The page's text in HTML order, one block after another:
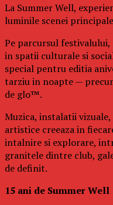
La Summer Well,
luminile scenei
Pe parcursul
in spatii culturale si
special pentru editia
tarziu in noapte —
de glo™.
Muzica, instalatii
artistice creeaza in
intalnire si explorare,
granitele dintre club,
de definit.
15 ani de Summer Well